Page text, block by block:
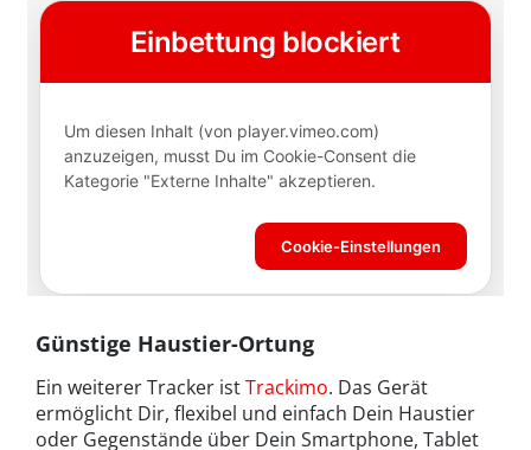
Günstige Haustier-Ortung
Ein weiterer Tracker istTrackimo. Das Gerät
ermöglicht Dir, flexibel und einfach Dein Haustier
oder Gegenstände über Dein Smartphone, Tablet